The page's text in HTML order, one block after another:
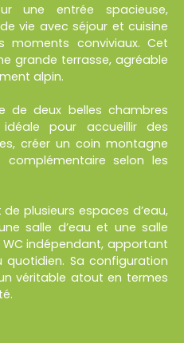
une entrée spacieuse,
vie avec séjour et cuisine
moments conviviaux. Cet
grande terrasse, agréable
alpin.
de deux belles chambres
pour accueillir des
créer un coin montagne
selon les
plusieurs espaces d’eau,
salle d’eau et une salle
WC indépendant, apportant
Sa configuration
véritable atout en termes